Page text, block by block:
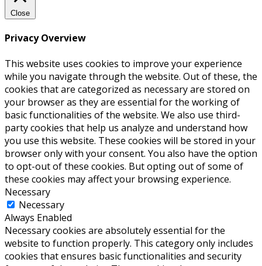
Close
Privacy Overview
This website uses cookies to improve your experience
while you navigate through the website. Out of these, the
cookies that are categorized as necessary are stored on
your browser as they are essential for the working of
basic functionalities of the website. We also use third-
party cookies that help us analyze and understand how
you use this website. These cookies will be stored in your
browser only with your consent. You also have the option
to opt-out of these cookies. But opting out of some of
these cookies may affect your browsing experience.
Necessary
Necessary
Always Enabled
Necessary cookies are absolutely essential for the
website to function properly. This category only includes
cookies that ensures basic functionalities and security